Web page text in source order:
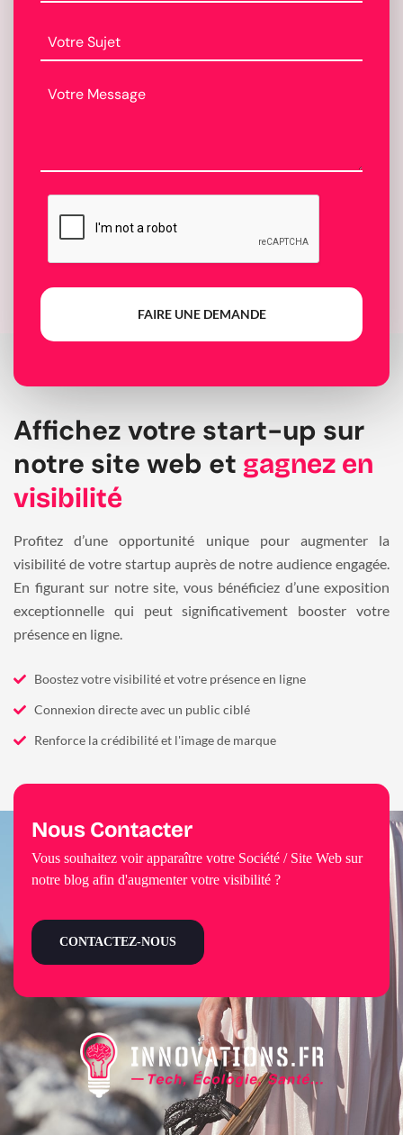
FAIRE UNE DEMANDE
Affichez votre start-up sur
notre site web et gagnez en
visibilité
Profitez d’une opportunité unique pour augmenter la
visibilité de votre startup auprès de notre audience engagée.
En figurant sur notre site, vous bénéficiez d’une exposition
exceptionnelle qui peut significativement booster votre
présence en ligne.
Boostez votre visibilité et votre présence en ligne
Connexion directe avec un public ciblé
Renforce la crédibilité et l'image de marque
Nous Contacter
Vous souhaitez voir apparaître votre Société / Site Web sur
notre blog afin d'augmenter votre visibilité ?
CONTACTEZ-NOUS